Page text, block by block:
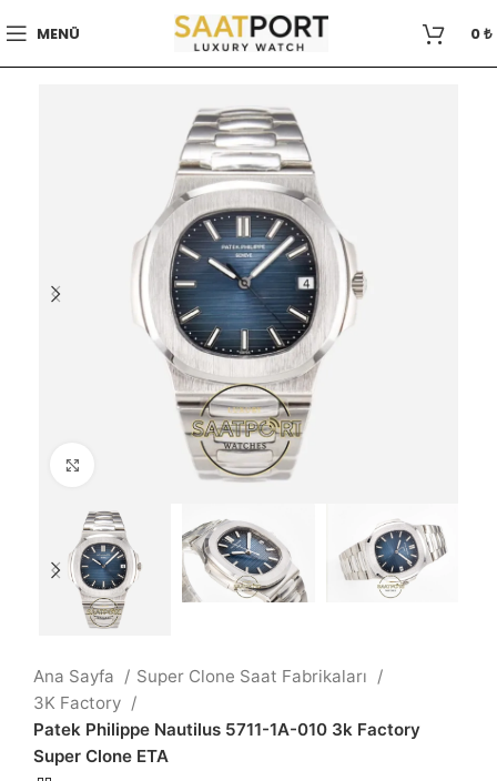
MENÜ 0₺
Büyütmek için tıklayın
Ana Sayfa
Super Clone Saat Fabrikaları
3K Factory
Patek Philippe Nautilus 5711-1A-010 3k Factory
Super Clone ETA